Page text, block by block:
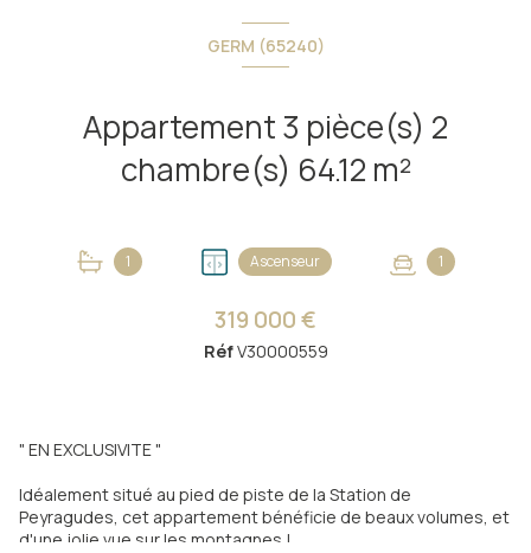
GERM (65240)
Appartement 3 pièce(s) 2
chambre(s) 64.12 m²
1 Ascenseur 1
319 000 €
RéfV30000559
" EN EXCLUSIVITE "
Idéalement situé au pied de piste de la Station de
Peyragudes, cet appartement bénéficie de beaux volumes, et
d'une jolie vue sur les montagnes !